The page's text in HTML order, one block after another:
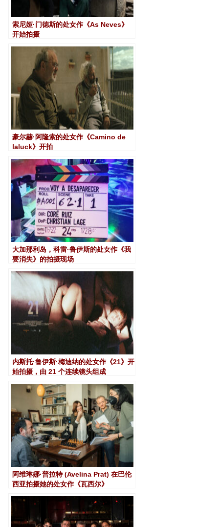
索尼娅·门德斯的处女作《As Neves》
开始拍摄
豪尔赫·阿隆索的处女作《Camino de
laluck》开拍
大加那利岛，科雷·鲁伊斯的处女作《我
要消失》的拍摄现场
内斯托·鲁伊斯·梅迪纳的处女作《21》开
始拍摄，由 21 个连续镜头组成
阿维琳娜·普拉特 (Avelina Prat) 在巴伦
西亚拍摄她的处女作《瓦西尔》